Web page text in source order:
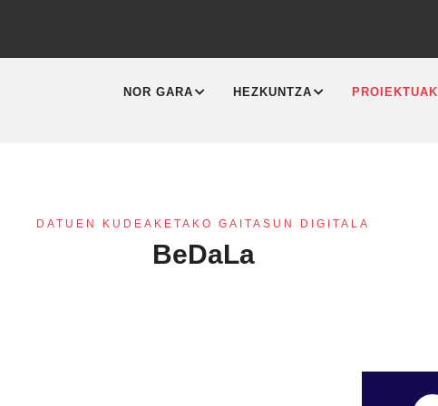
NAVIGATION
NOR GARA HEZKUNTZA PROIEKTUAK
DATUEN KUDEAKETAKO GAITASUN DIGITALA
BeDaLa